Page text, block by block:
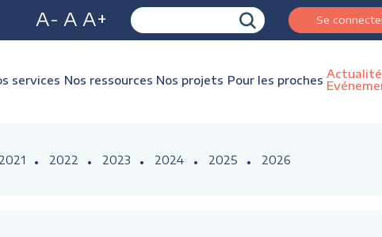
A- A A+ Se
services Nos ressources Nos projets Pour les proches
2021 2022 2023 2024 2025 2026